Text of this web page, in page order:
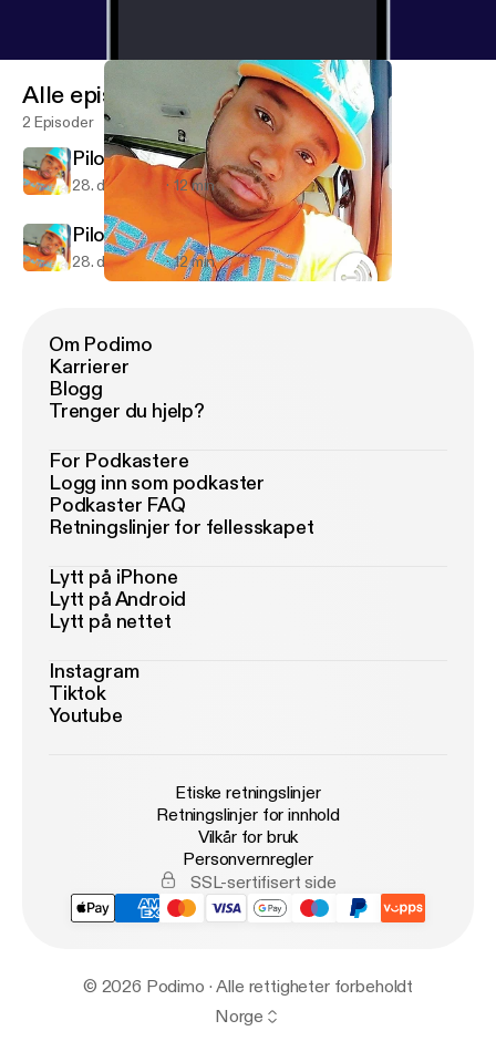
Alle episoder
2 Episoder
Pilot Episode
28. des. 2017 12 min
Pilot Episode & Intro
28. des. 2017 12 min
Om Podimo
Karrierer
Blogg
Trenger du hjelp?
For Podkastere
Logg inn som podkaster
Podkaster FAQ
Retningslinjer for fellesskapet
Lytt på iPhone
Lytt på Android
Lytt på nettet
Instagram
Tiktok
Youtube
Etiske retningslinjer
Retningslinjer for innhold
Vilkår for bruk
Personvernregler
SSL-sertifisert side
© 2026 Podimo · Alle rettigheter forbeholdt
Norge